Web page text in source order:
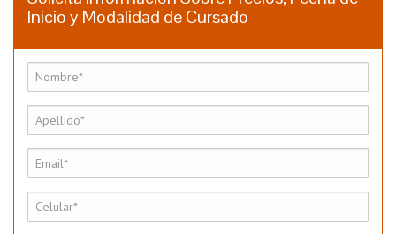
Inicio y Modalidad de Cursado